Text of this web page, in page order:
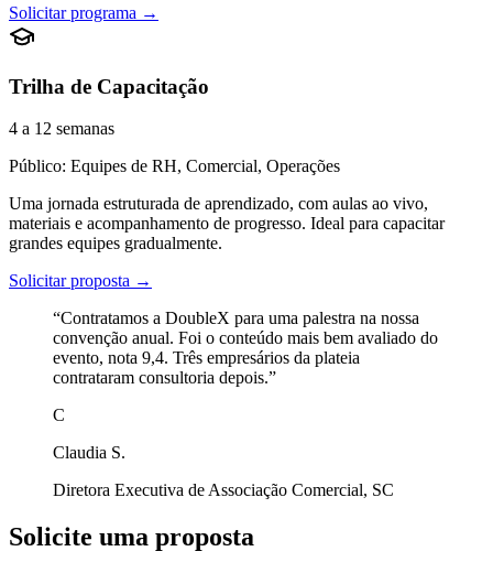
Solicitar programa →
Trilha de Capacitação
4 a 12 semanas
Público: Equipes de RH, Comercial, Operações
Uma jornada estruturada de aprendizado, com aulas ao vivo,
materiais e acompanhamento de progresso. Ideal para capacitar
grandes equipes gradualmente.
Solicitar proposta →
“Contratamos a DoubleX para uma palestra na nossa
convenção anual. Foi o conteúdo mais bem avaliado do
evento, nota 9,4. Três empresários da plateia
contrataram consultoria depois.”
C
Claudia S.
Diretora Executiva de Associação Comercial, SC
Solicite uma proposta